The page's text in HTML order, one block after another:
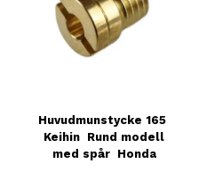
Huvudmunstycke 165 
Keihin  Rund modell
med spår  Honda